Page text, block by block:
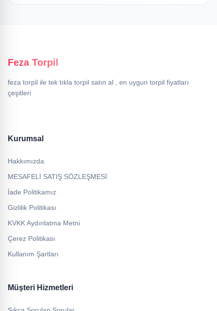
Feza Torpil
feza torpil ile tek tıkla torpil satın al , en uygun torpil fiyatları
çeşitleri
Kurumsal
Hakkımızda
MESAFELİ SATIŞ SÖZLEŞMESİ
İade Politikamız
Gizlilik Politikası
KVKK Aydınlatma Metni
Çerez Politikası
Kullanım Şartları
Müşteri Hizmetleri